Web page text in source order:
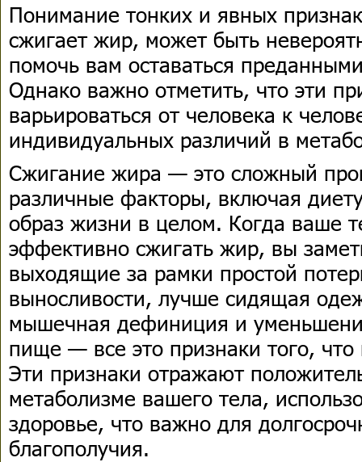
Понимание тонких и явных
сжигает жир, может быть
помочь вам оставаться
Однако важно отметить, что эти
варьироваться от человека к
индивидуальных различий в
Сжигание жира — это сложный
различные факторы, включая
образ жизни в целом. Когда ваше
эффективно сжигать жир, вы
выходящие за рамки простой
выносливости, лучше сидящая
мышечная дефиниция и
пище — все это признаки того,
Эти признаки отражают
метаболизме вашего тела,
здоровье, что важно для
благополучия.